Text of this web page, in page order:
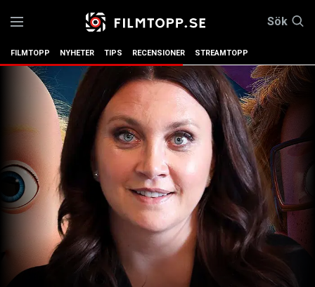
Sök
FILMTOPP NYHETER TIPS RECENSIONER STREAMTOPP